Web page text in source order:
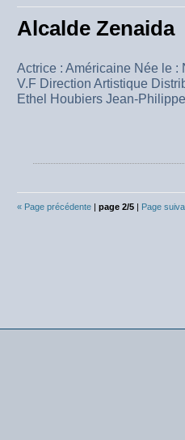
Alcalde Zenaida
Actrice : Américaine Née
V.F Direction Artistique
Ethel Houbiers Jean-
« Page précédente | page 2/5 | Page